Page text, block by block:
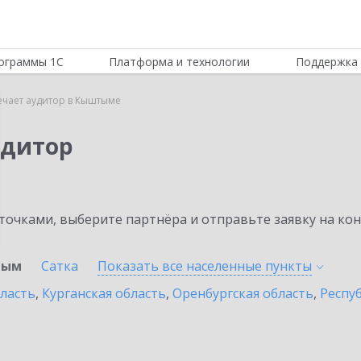
1С Платформа и технологии Поддержка
аудитор в Кыштыме
выберите партнёра и отправьте заявку на
Сатка Показать все населенные пункты
, Курганская область, Оренбургская область,